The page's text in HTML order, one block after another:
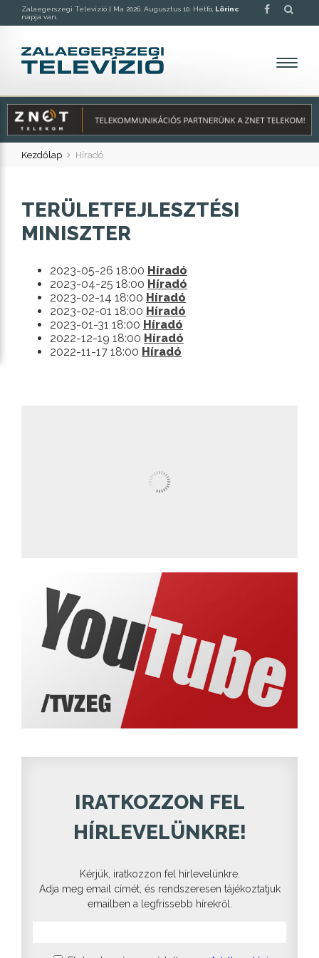
Zalaegerszegi Televízió | Ma 2026. Augusztus 10. Hétfo, Lörinc
napja van.
Kezdőlap Híradó
TERÜLETFEJLESZTÉSI
MINISZTER
2023-05-26 18:00 Híradó
2023-04-25 18:00 Híradó
2023-02-14 18:00 Híradó
2023-02-01 18:00 Híradó
2023-01-31 18:00 Híradó
2022-12-19 18:00 Híradó
2022-11-17 18:00 Híradó
IRATKOZZON FEL
HÍRLEVELÜNKRE!
Kérjük, iratkozzon fel hírlevelünkre.
Adja meg email címét, és rendszeresen tájékoztatjuk
emailben a legfrissebb hírekről.